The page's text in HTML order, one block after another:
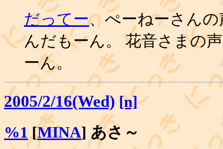
だってー、ぺーねーさん
んだもーん。 花音さまの
ーん。
2005/2/16(Wed) [n]
%1[MINA] あさ～